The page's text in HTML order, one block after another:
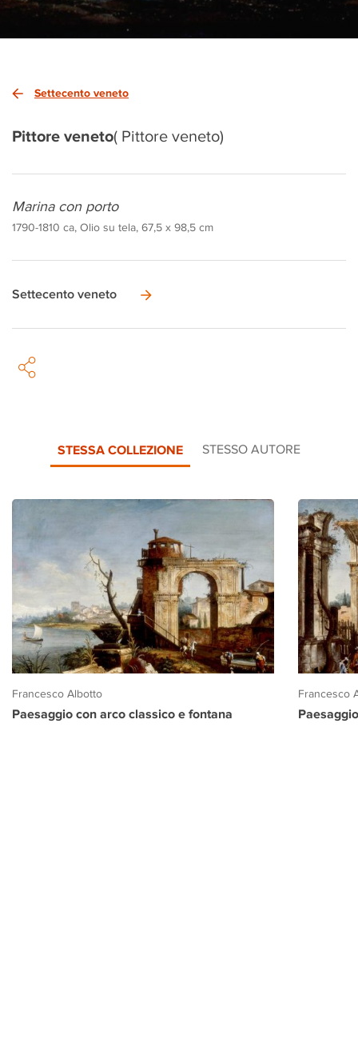
Settecento veneto
Pittore veneto( Pittore veneto)
Marina con porto
1790-1810 ca, Olio su tela, 67,5 x 98,5 cm
Settecento veneto
STESSA COLLEZIONE STESSO AUTORE
Francesco Albotto
Paesaggio con arco classico e fontana
Francesco